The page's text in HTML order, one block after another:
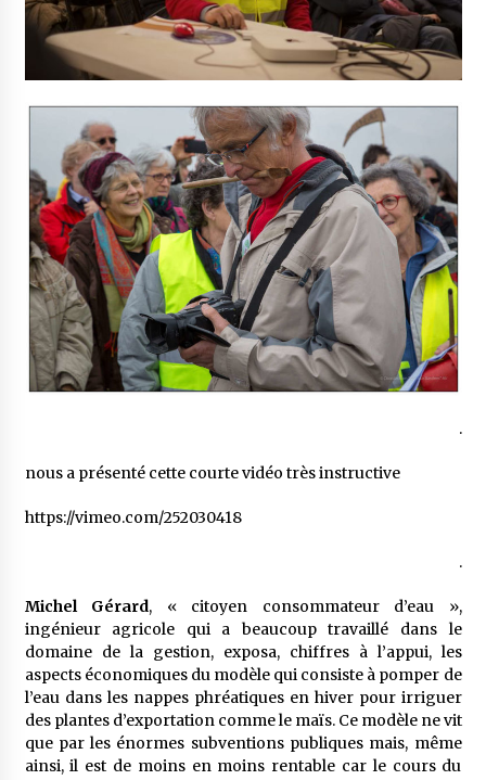
.
nous a présenté cette courte vidéo très instructive
https://vimeo.com/252030418
.
Michel Gérard, « citoyen consommateur d’eau »,
ingénieur agricole qui a beaucoup travaillé dans le
domaine de la gestion, exposa, chiffres à l’appui, les
aspects économiques du modèle qui consiste à pomper de
l’eau dans les nappes phréatiques en hiver pour irriguer
des plantes d’exportation comme le maïs. Ce modèle ne vit
que par les énormes subventions publiques mais, même
ainsi, il est de moins en moins rentable car le cours du